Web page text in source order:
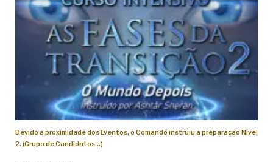
Devido a proximidade dos Eventos, o Comando instruiu a preparação Nível
2. (Grupo de Candidatos…)